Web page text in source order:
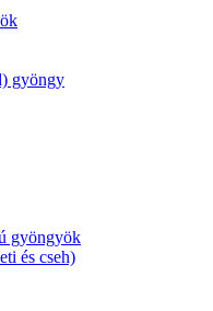
gyöngy
gyöngyök
és cseh)